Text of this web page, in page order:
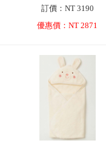
訂價：NT 3190
優惠價：NT 2871